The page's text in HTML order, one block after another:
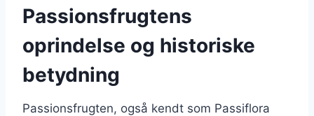
Passionsfrugtens
oprindelse og historiske
betydning
Passionsfrugten, også kendt som Passiflora